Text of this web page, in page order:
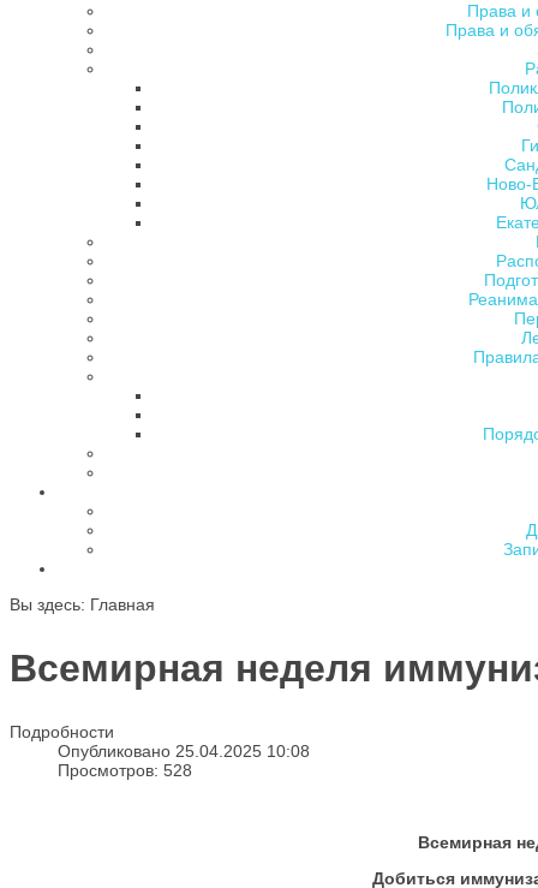
Права и
Права и
Ново-
Вы здесь: Главная
Всемирная неделя
Подробности
Опубликовано 25.04.2025 10:08
Просмотров: 528
Всемирная
Добиться